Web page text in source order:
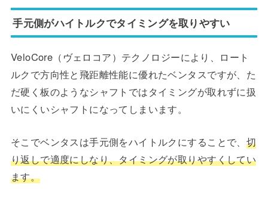
手元側がハイトルクでタイミングを取りやすい
VeloCore（ヴェロコア）テクノロジーにより、ロート
ルクで方向性と飛距離性能に優れたベンタスですが、た
だ硬く板のようなシャフトではタイミングが取れずに扱
いにくいシャフトになってしまいます。
そこでベンタスは手元側をハイトルクにすることで、 切
り返しで適度にしなり、タイミングが取りやすくしてい
ます。